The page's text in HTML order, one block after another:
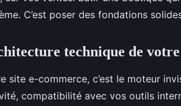
C’est poser des fondations
technique de
site e-commerce, c’est le moteur
compatibilité avec vos outils